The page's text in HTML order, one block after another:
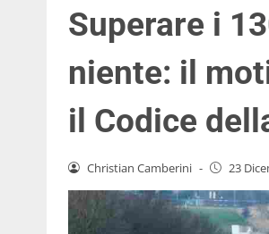
Superare i
niente: il
il Codice
Christian Camberini - 23